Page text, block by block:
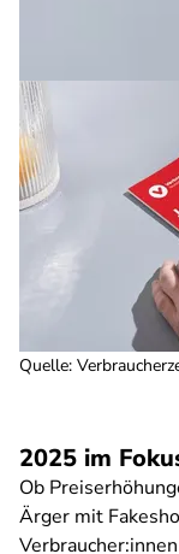
Quelle:
2025 im
Ob
Ärger mit